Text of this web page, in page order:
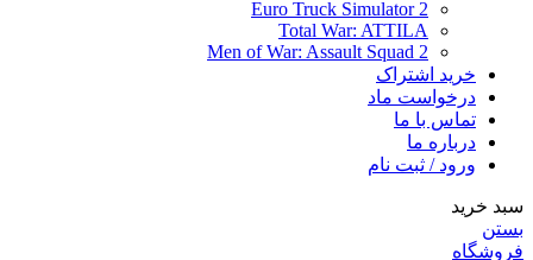
Euro Truck Simulator 2
Total War: ATTILA
Men of War: Assault Squad 2
خرید اشتراک
درخواست ماد
تماس با ما
درباره ما
ورود / ثبت نام
سبد خرید
بستن
فروشگاه